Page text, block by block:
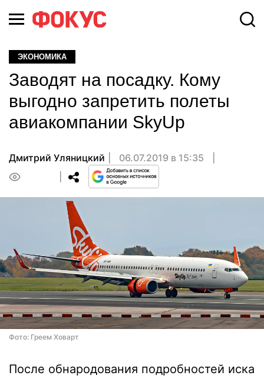
ЭКОНОМИКА
Заводят на посадку. Кому
выгодно запретить полеты
авиакомпании SkyUp
Дмитрий Уляницкий
06.07.2019 в 15:35
Фото: Греем Ховарт
После обнародования подробностей иска